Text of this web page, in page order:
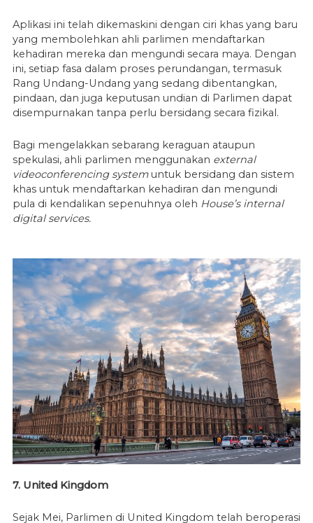
Aplikasi ini telah dikemaskini dengan ciri khas yang baru
yang membolehkan ahli parlimen mendaftarkan
kehadiran mereka dan mengundi secara maya. Dengan
ini, setiap fasa dalam proses perundangan, termasuk
Rang Undang-Undang yang sedang dibentangkan,
pindaan, dan juga keputusan undian di Parlimen dapat
disempurnakan tanpa perlu bersidang secara fizikal.
Bagi mengelakkan sebarang keraguan ataupun
spekulasi, ahli parlimen menggunakan external
videoconferencing systemuntuk bersidang dan sistem
khas untuk mendaftarkan kehadiran dan mengundi
pula di kendalikan sepenuhnya oleh House’s internal
digital services.
7. United Kingdom
Sejak Mei, Parlimen di United Kingdom telah beroperasi